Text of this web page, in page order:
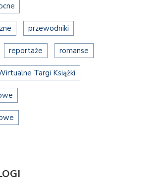
przewodniki
reportaże romanse
Targi Książki